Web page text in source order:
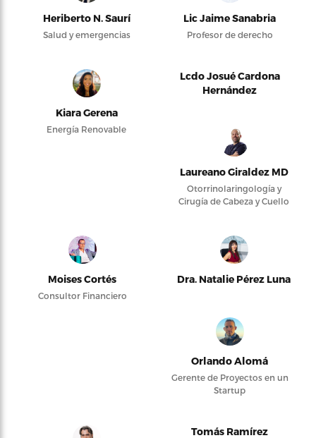
Heriberto N. Saurí
Salud y emergencias
Lic Jaime Sanabria
Profesor de derecho
Kiara Gerena
Energía Renovable
Lcdo Josué Cardona
Hernández
Laureano Giraldez MD
Otorrinolaringología y
Cirugía de Cabeza y Cuello
Moises Cortés
Consultor Financiero
Dra. Natalie Pérez Luna
Orlando Alomá
Gerente de Proyectos en un
Startup
Tomás Ramírez